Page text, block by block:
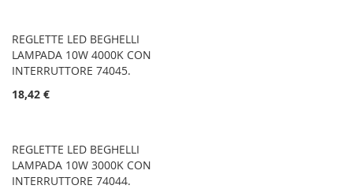
REGLETTE LED BEGHELLI
LAMPADA 10W 4000K CON
INTERRUTTORE 74045.
18,42 €
REGLETTE LED BEGHELLI
LAMPADA 10W 3000K CON
INTERRUTTORE 74044.